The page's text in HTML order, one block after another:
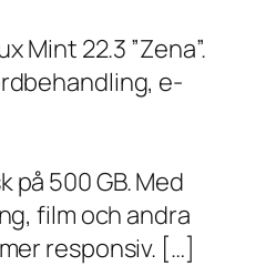
Mint 22.3 ”Zena”.
e-
500 GB. Med
film och andra
responsiv. […]